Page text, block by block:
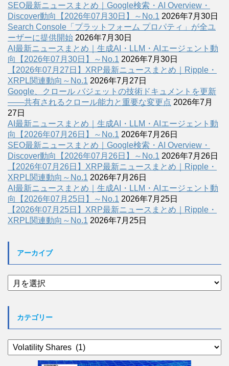
SEO最新ニュースまとめ｜Google検索・AI Overview・
Discover動向【2026年07月30日】～No.1 2026年7月30日
Search Console「プラットフォーム プロパティ」が全ユ
ーザーに提供開始 2026年7月30日
AI最新ニュースまとめ｜生成AI・LLM・AIエージェント動
向【2026年07月30日】～No.1 2026年7月30日
【2026年07月27日】XRP最新ニュースまとめ｜Ripple・
XRPL関連動向～No.1 2026年7月27日
Google、クロール バジェットの技術ドキュメントを更新
――共有されるクロール能力と重要な変更点 2026年7月
27日
AI最新ニュースまとめ｜生成AI・LLM・AIエージェント動
向【2026年07月26日】～No.1 2026年7月26日
SEO最新ニュースまとめ｜Google検索・AI Overview・
Discover動向【2026年07月26日】～No.1 2026年7月26日
【2026年07月26日】XRP最新ニュースまとめ｜Ripple・
XRPL関連動向～No.1 2026年7月26日
AI最新ニュースまとめ｜生成AI・LLM・AIエージェント動
向【2026年07月25日】～No.1 2026年7月25日
【2026年07月25日】XRP最新ニュースまとめ｜Ripple・
XRPL関連動向～No.1 2026年7月25日
アーカイブ
ア
ー
カテゴリー
カ
テ